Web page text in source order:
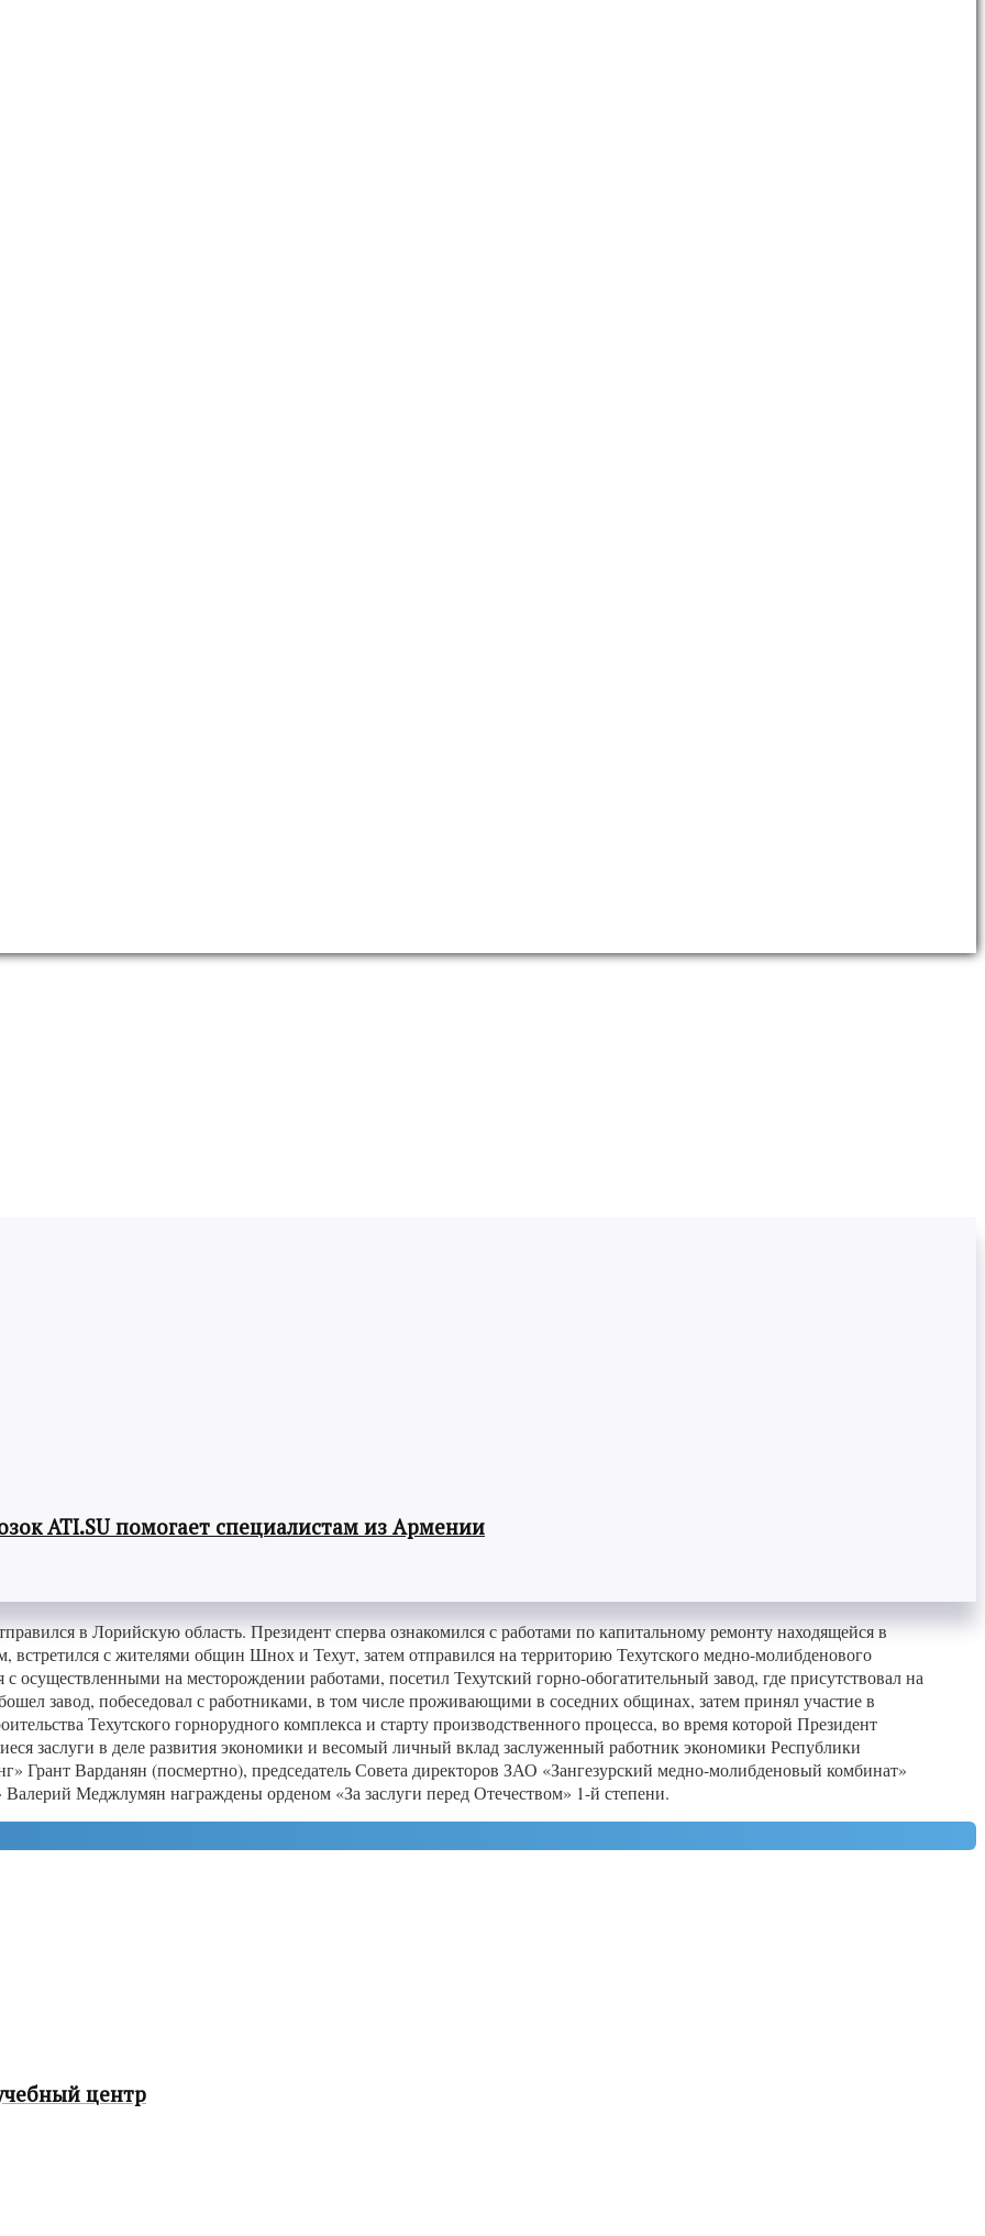
ATI.SU помогает специалистам из Армении
в Лорийскую область. Президент сперва ознакомился с работами по капитальному ремонту находящейся в
с жителями общин Шнох и Техут, затем отправился на территорию Техутского медно-молибденового
осуществленными на месторождении работами, посетил Техутский горно-обогатительный завод, где присутствовал на
завод, побеседовал с работниками, в том числе проживающими в соседних общинах, затем принял участие в
Техутского горнорудного комплекса и старту производственного процесса, во время которой Президент
заслуги в деле развития экономики и весомый личный вклад заслуженный работник экономики Республики
Грант Варданян (посмертно), председатель Совета директоров ЗАО «Зангезурский медно-молибденовый комбинат»
Меджлумян награждены орденом «За заслуги перед Отечеством» 1-й степени.
центр